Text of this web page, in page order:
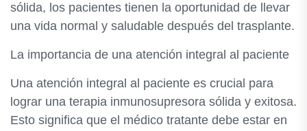
sólida, los pacientes tienen la oportunidad de llevar
una vida normal y saludable después del trasplante.
La importancia de una atención integral al paciente
Una atención integral al paciente es crucial para
lograr una terapia inmunosupresora sólida y exitosa.
Esto significa que el médico tratante debe estar en